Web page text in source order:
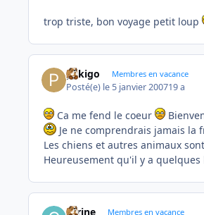
trop triste, bon voyage petit loup
pekigo Membres en vacance
Posté(e) le 5 janvier 200719 a
Ca me fend le coeur
Je ne comprendrais jamais la
Les chiens et autres animaux
Heureusement qu'il y a
carine Membres en vacance